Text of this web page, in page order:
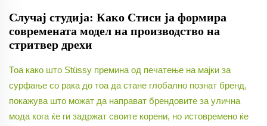
Случај студија: Како Стиси ја формира
современата модел на производство на
стритвер дрехи
Тоа како што Stüssy премина од печатење на мајки за
сурфање со рака до тоа да стане глобално познат бренд,
покажува што можат да направат брендовите за улична
мода кога ќе ги задржат своите корени, но истовремено ќе